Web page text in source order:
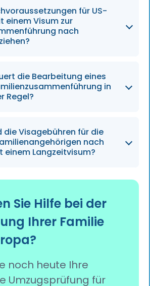
Übergang im Jahr 2026.
einen nicht
Aufenthalt in Spanien
monatliches Einkommen von
Hauptantragsteller sowie 600
für US-
einem Visum zur
nach
die nach Deutschland ziehen,
des Antragsverfahrens
Familienzusammenführung in
die Bearbeitung eines
in
Regel?
die voraussichtliche
für die
über die SEF in
die Visagebühren für die
nach
einem Langzeitvisum?
französische Langzeitvisa
Familienangehörige betragen
Antragsteller; die
beträgt in der Regel 4 bis 8
Sie Hilfe bei der
Ihrer Familie
noch heute Ihre
Umzugsprüfung für